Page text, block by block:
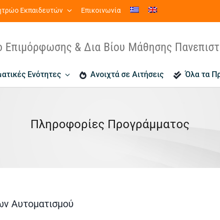
Εκπαιδευτών Επικοινωνία
Επιμόρφωσης & Δια Βίου Μάθησης
Ενότητες Ανοιχτά σε Αιτήσεις Όλα τα
Πληροφορίες Προγράμματος
Αυτοματισμού